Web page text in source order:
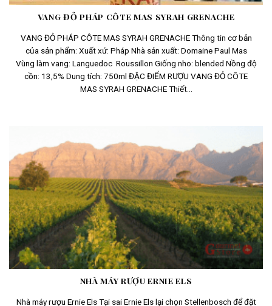
VANG ĐỎ PHÁP CÔTE MAS SYRAH GRENACHE
VANG ĐỎ PHÁP CÔTE MAS SYRAH GRENACHE Thông tin cơ bản
của sản phẩm: Xuất xứ: Pháp Nhà sản xuất: Domaine Paul Mas
Vùng làm vang: Languedoc Roussillon Giống nho: blended Nồng độ
cồn: 13,5% Dung tích: 750ml ĐẶC ĐIỂM RƯỢU VANG ĐỎ CÔTE
MAS SYRAH GRENACHE Thiết...
NHÀ MÁY RƯỢU ERNIE ELS
Nhà máy rượu Ernie Els Tại sai Ernie Els lại chọn Stellenbosch để đặt